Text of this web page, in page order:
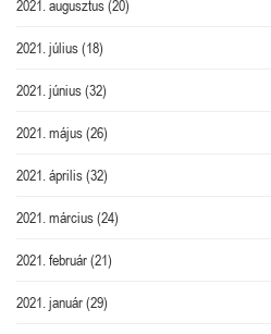
2021. augusztus(20)
2021. július(18)
2021. június(32)
2021. május(26)
2021. április(32)
2021. március(24)
2021. február(21)
2021. január(29)